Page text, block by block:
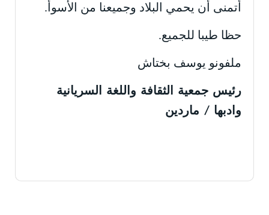
أتمنى أن يحمي البلاد وجميعنا من الأسوأ.
حظا طيبا للجميع.
ملفونو يوسف بختاش
رئيس جمعية الثقافة واللغة السريانية
وادبها / ماردين